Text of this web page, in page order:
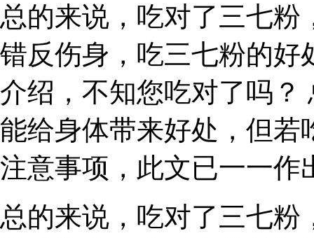
总的来说，吃对了三七
错反伤身，吃三七粉的好
介绍，不知您吃对了吗？
能给身体带来好处，但若
注意事项，此文已一一作
总的来说，吃对了三七